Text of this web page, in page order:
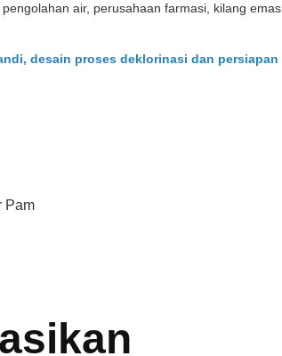
air, perusahaan farmasi, kilang emas,
desain proses deklorinasi dan persiapan
Pam